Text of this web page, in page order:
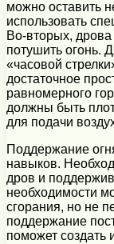
можно оставить
использовать
Во-вторых, дрова
потушить огонь.
«часовой
достаточное
равномерного
должны быть
для подачи
Поддержание
навыков.
дров и
необходимости
сгорания, но не
поддержание
поможет создать